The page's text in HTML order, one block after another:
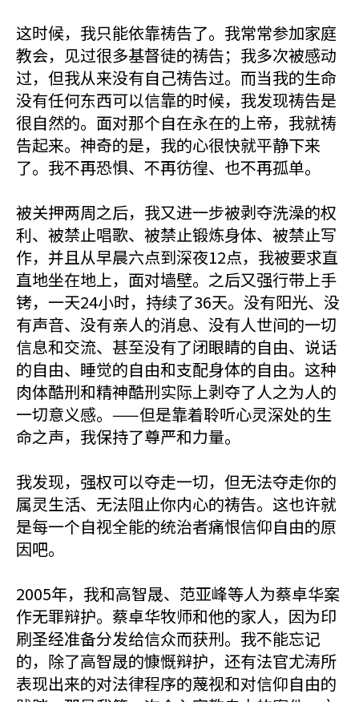
这时候，我只能依靠祷告了。我常常参加家庭
教会，见过很多基督徒的祷告；我多次被感动
过，但我从来没有自己祷告过。而当我的生命
没有任何东西可以信靠的时候，我发现祷告是
很自然的。面对那个自在永在的上帝，我就祷
告起来。神奇的是，我的心很快就平静下来
了。我不再恐惧、不再彷徨、也不再孤单。
被关押两周之后，我又进一步被剥夺洗澡的权
利、被禁止唱歌、被禁止锻炼身体、被禁止写
作，并且从早晨六点到深夜12点，我被要求直
直地坐在地上，面对墙壁。之后又强行带上手
铐，一天24小时，持续了36天。没有阳光、没
有声音、没有亲人的消息、没有人世间的一切
信息和交流、甚至没有了闭眼睛的自由、说话
的自由、睡觉的自由和支配身体的自由。这种
肉体酷刑和精神酷刑实际上剥夺了人之为人的
一切意义感。——但是靠着聆听心灵深处的生
命之声，我保持了尊严和力量。
我发现，强权可以夺走一切，但无法夺走你的
属灵生活、无法阻止你内心的祷告。这也许就
是每一个自视全能的统治者痛恨信仰自由的原
因吧。
2005年，我和高智晟、范亚峰等人为蔡卓华案
作无罪辩护。蔡卓华牧师和他的家人，因为印
刷圣经准备分发给信众而获刑。我不能忘记
的，除了高智晟的慷慨辩护，还有法官尤涛所
表现出来的对法律程序的蔑视和对信仰自由的